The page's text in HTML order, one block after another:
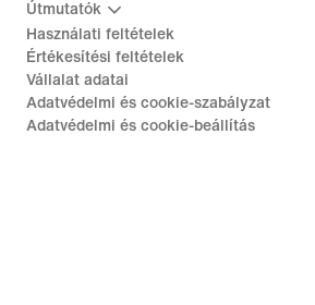
Útmutatók
Használati feltételek
Értékesítési feltételek
Vállalat adatai
Adatvédelmi és cookie-szabályzat
Adatvédelmi és cookie-beállítás